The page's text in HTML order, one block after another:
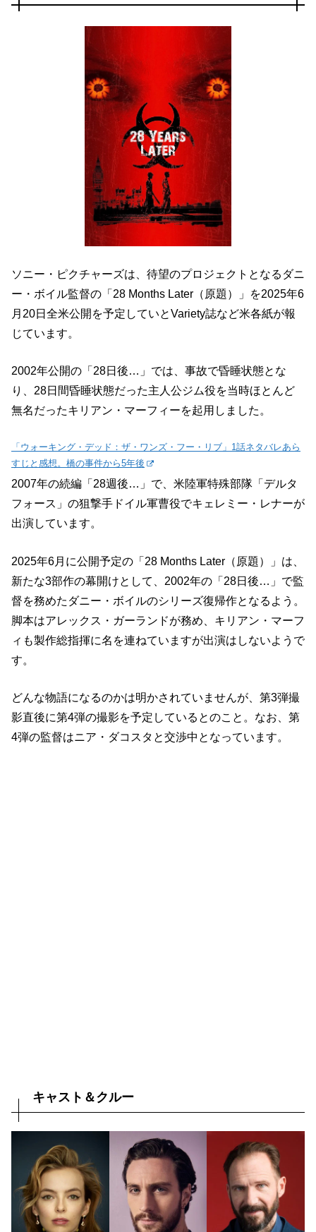
ソニー・ピクチャーズは、待望のプロジェクトとなるダニ
ー・ボイル監督の「28 Months Later（原題）」を2025年6
月20日全米公開を予定していとVariety誌など米各紙が報
じています。
2002年公開の「28日後…」では、事故で昏睡状態とな
り、28日間昏睡状態だった主人公ジム役を当時ほとんど
無名だったキリアン・マーフィーを起用しました。
「ウォーキング・デッド：ザ・ワンズ・フー・リブ」1話ネタバレあら
すじと感想。橋の事件から5年後
2007年の続編「28週後…」で、米陸軍特殊部隊「デルタ
フォース」の狙撃手ドイル軍曹役でキェレミー・レナーが
出演しています。
2025年6月に公開予定の「28 Months Later（原題）」は、
新たな3部作の幕開けとして、2002年の「28日後…」で監
督を務めたダニー・ボイルのシリーズ復帰作となるよう。
脚本はアレックス・ガーランドが務め、キリアン・マーフ
ィも製作総指揮に名を連ねていますが出演はしないようで
す。
どんな物語になるのかは明かされていませんが、第3弾撮
影直後に第4弾の撮影を予定しているとのこと。なお、第
4弾の監督はニア・ダコスタと交渉中となっています。
キャスト＆クルー